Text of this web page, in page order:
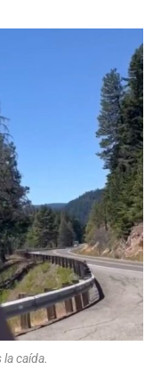
la caída.